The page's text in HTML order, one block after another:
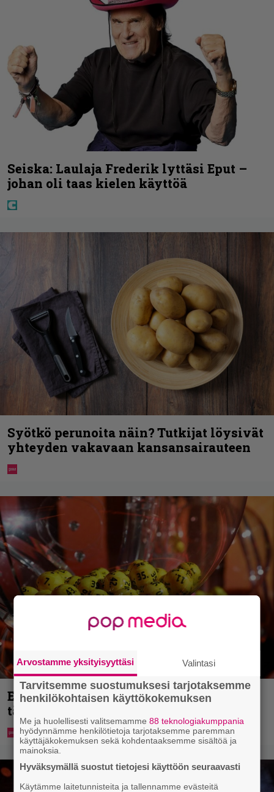
Seiska: Laulaja Frederik lyttäsi Eput –
johan oli taas kielen käyttöä
Syötkö perunoita näin? Tutkijat löysivät
yhteyden vakavaan kansansairauteen
Eurojackpotista 80 000 euroa Suomeen –
tänne
Arvostamme yksityisyyttäsi Valintasi
Tarvitsemme suostumuksesi tarjotaksemme
henkilökohtaisen käyttökokemuksen
Me ja huolellisesti valitsemamme88 teknologiakumppania
hyödynnämme henkilötietoja tarjotaksemme paremman
käyttäjäkokemuksen sekä kohdentaaksemme sisältöä ja
mainoksia.
Hyväksymällä suostut tietojesi käyttöön seuraavasti
Käytämme laitetunnisteita ja tallennamme evästeitä